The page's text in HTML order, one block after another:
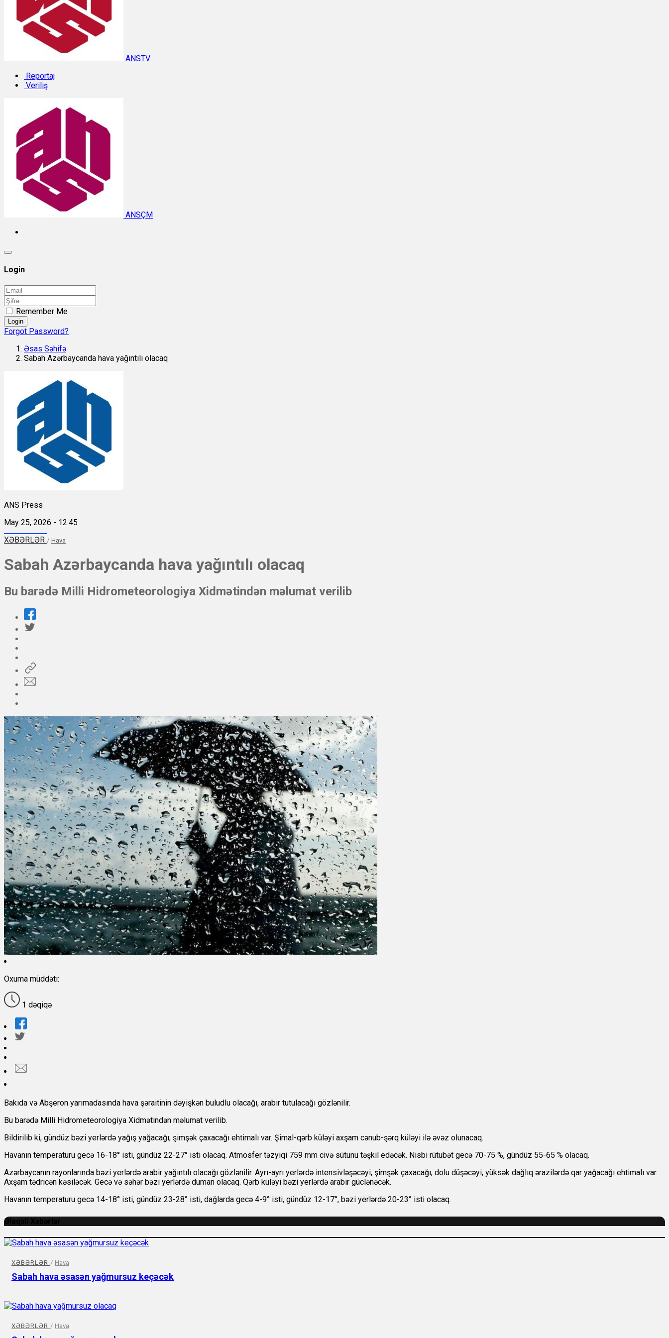
ANSTV
Reportaj
Veriliş
ANSÇM
Login
Remember Me
Login
Forgot Password?
Əsas Səhifə
Sabah Azərbaycanda hava yağıntılı olacaq
ANS Press
May 25, 2026 - 12:45
XƏBƏRLƏR / Hava
Sabah Azərbaycanda hava yağıntılı olacaq
Bu barədə Milli Hidrometeorologiya Xidmətindən məlumat verilib
Oxuma müddəti:
1 dəqiqə
Bakıda və Abşeron yarımadasında hava şəraitinin dəyişkən buludlu olacağı, arabir tutulacağı gözlənilir.
Bu barədə Milli Hidrometeorologiya Xidmətindən məlumat verilib.
Bildirilib ki, gündüz bəzi yerlərdə yağış yağacağı, şimşək çaxacağı ehtimalı var. Şimal-qərb küləyi axşam cənub-şərq küləyi ilə əvəz olunacaq.
Havanın temperaturu gecə 16-18° isti, gündüz 22-27° isti olacaq. Atmosfer təzyiqi 759 mm civə sütunu təşkil edəcək. Nisbi rütubət gecə 70-75 %, gündüz 55-65 % olacaq.
Azərbaycanın rayonlarında bəzi yerlərdə arabir yağıntılı olacağı gözlənilir. Ayrı-ayrı yerlərdə intensivləşəcəyi, şimşək çaxacağı, dolu düşəcəyi, yüksək dağlıq ərazilərdə qar yağacağı ehtimalı var.
Axşam tədricən kəsiləcək. Gecə və səhər bəzi yerlərdə duman olacaq. Qərb küləyi bəzi yerlərdə arabir güclənəcək.
Havanın temperaturu gecə 14-18° isti, gündüz 23-28° isti, dağlarda gecə 4-9° isti, gündüz 12-17°, bəzi yerlərdə 20-23° isti olacaq.
Əlaqəli Xəbərlər
XƏBƏRLƏR / Hava
Sabah hava əsasən yağmursuz keçəcək
XƏBƏRLƏR / Hava